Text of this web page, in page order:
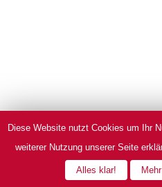
Diese Website nutzt Cookies um Ihr
weiterer Nutzung unserer Seite
Alles klar!